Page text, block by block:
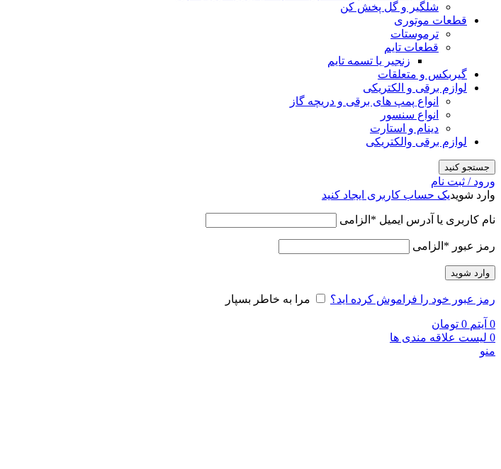
شلگیر و گل‌ پخش‌ کن
قطعات موتوری
ترموستات
قطعات تایم
زنجیر یا تسمه تایم
گیربکس و متعلقات
لوازم برقی و الکتریکی
انواع پمپ های برقی و دریچه گاز
انواع سنسور
دینام و استارت
لوازم برقی والکتریکی
جستجو کنید
ورود / ثبت نام
وارد شویدیک حساب کاربری ایجاد کنید
نام کاربری یا آدرس ایمیل * الزامی
رمز عبور * الزامی
وارد شوید
رمز عبور خود را فراموش کرده اید؟ مرا به خاطر بسپار
0 آیتم 0 تومان
0 لیست علاقه مندی ها
منو